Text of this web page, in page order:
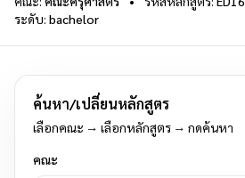
ระดับ: bachelor
ค้นหา/เปลี่ยนหลักสูตร
เลือกคณะ → เลือกหลักสูตร → กดค้นหา
คณะ